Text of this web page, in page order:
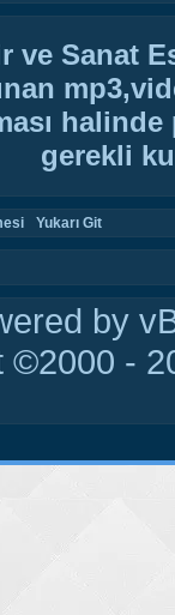
ve Sanat
gerekli
Yukarı Git
by
©2000 -